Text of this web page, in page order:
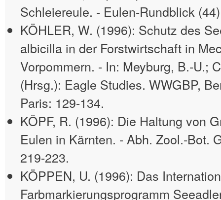
Schleiereule. - Eulen-Rundblick
KÖHLER, W. (1996): Schutz des
albicilla in der Forstwirtschaft in
Vorpommern. - In: Meyburg, B.-U.;
(Hrsg.): Eagle Studies. WWGBP,
Paris: 129-134.
KÖPF, R. (1996): Die Haltung von
Eulen in Kärnten. - Abh. Zool.-Bot.
219-223.
KÖPPEN, U. (1996): Das
Farbmarkierungsprogramm